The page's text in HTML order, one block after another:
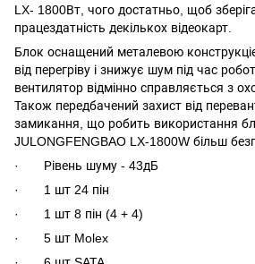
LX- 1800Вт, чого достатньо, щоб
працездатність декількох відеокарт.
Блок оснащений металевою
від перегріву і знижує шум під час
вентилятор відмінно справляється з
Також передбачений захист від
замикання, що робить використання
JULONGFENGBAO LX-1800W більш
· Рівень шуму - 43дБ
· 1 шт 24 пін
· 1 шт 8 пін (4 + 4)
· 5 шт Molex